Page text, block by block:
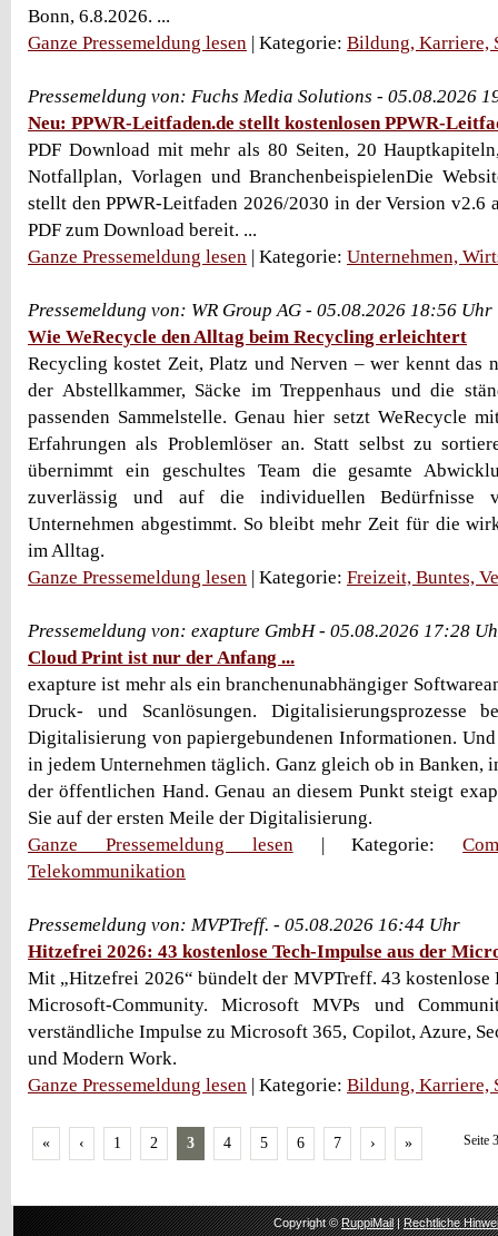
Bonn, 6.8.2026. ...
Ganze Pressemeldung lesen | Kategorie: Bildung, Karriere,
Pressemeldung von: Fuchs Media Solutions - 05.08.2026
Neu: PPWR-Leitfaden.de stellt kostenlosen PPWR-
PDF Download mit mehr als 80 Seiten, 20
Notfallplan, Vorlagen und BranchenbeispielenDie
stellt den PPWR-Leitfaden 2026/2030 in der Version v2.6
PDF zum Download bereit. ...
Ganze Pressemeldung lesen | Kategorie: Unternehmen,
Pressemeldung von: WR Group AG - 05.08.2026 18:56 Uhr
Wie WeRecycle den Alltag beim Recycling erleichtert
Recycling kostet Zeit, Platz und Nerven – wer kennt das
der Abstellkammer, Säcke im Treppenhaus und die
passenden Sammelstelle. Genau hier setzt WeRecycle
Erfahrungen als Problemlöser an. Statt selbst zu
übernimmt ein geschultes Team die gesamte
zuverlässig und auf die individuellen Bedürfnisse
Unternehmen abgestimmt. So bleibt mehr Zeit für die
im Alltag.
Ganze Pressemeldung lesen | Kategorie: Freizeit, Buntes,
Pressemeldung von: exapture GmbH - 05.08.2026 17:28
Cloud Print ist nur der Anfang ...
exapture ist mehr als ein branchenunabhängiger
Druck- und Scanlösungen. Digitalisierungsprozesse
Digitalisierung von papiergebundenen Informationen.
in jedem Unternehmen täglich. Ganz gleich ob in Banken,
der öffentlichen Hand. Genau an diesem Punkt steigt
Sie auf der ersten Meile der Digitalisierung.
Ganze Pressemeldung lesen| Kategorie:
Telekommunikation
Pressemeldung von: MVPTreff. - 05.08.2026 16:44 Uhr
Hitzefrei 2026: 43 kostenlose Tech-Impulse aus der
Mit „Hitzefrei 2026“ bündelt der MVPTreff. 43 kostenlose
Microsoft-Community. Microsoft MVPs und
verständliche Impulse zu Microsoft 365, Copilot, Azure,
und Modern Work.
Ganze Pressemeldung lesen | Kategorie: Bildung, Karriere,
« ‹ 1 2 3 4 5 6 7 › » Seite
Copyright ©RuppiMail|Rechtliche